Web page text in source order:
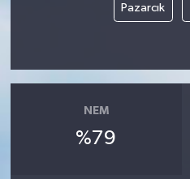
Pazarcık
NEM
%79